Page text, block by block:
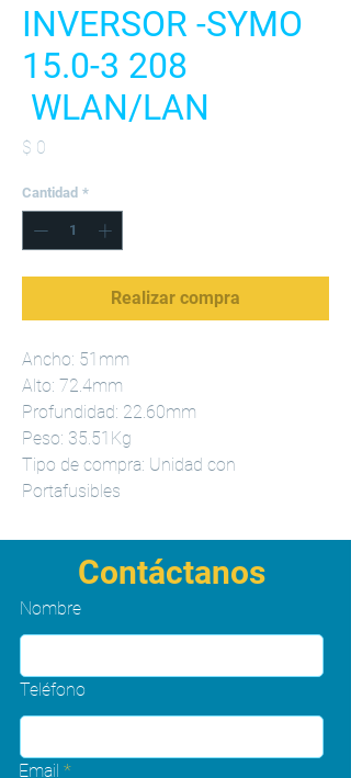
INVERSOR -SYMO
15.0-3 208
WLAN/LAN
$ 0
Cantidad *
Realizar compra
Ancho: 51mm
Alto: 72.4mm
Profundidad: 22.60mm
Peso: 35.51Kg
Tipo de compra: Unidad con
Portafusibles
Nombre
Teléfono
Email
Contáctanos